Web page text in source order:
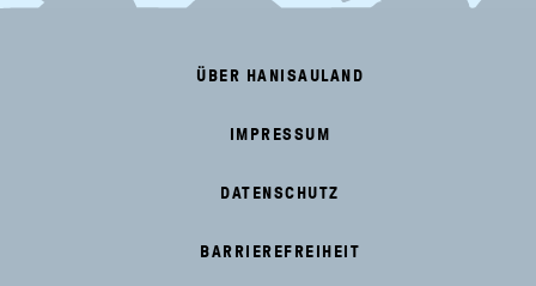
ÜBER HANISAULAND
IMPRESSUM
DATENSCHUTZ
BARRIEREFREIHEIT